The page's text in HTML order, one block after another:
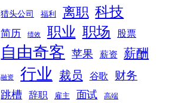
猎头公司 福利 离职 科技
简历 绩效 职业 职场 股票
自由奇客 苹果 薪资 薪酬
融资 行业 裁员 谷歌 财务
跳槽 辞职 雇主 面试 高端